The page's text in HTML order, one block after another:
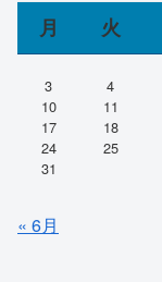
月 火
3
4
10
11
17
18
24
25
31
« 6月